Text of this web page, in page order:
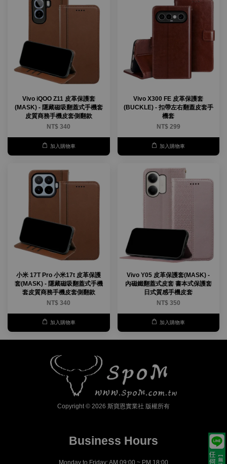
Vivo iQOO Z11 皮革保護套
(MASK) - 隱藏磁吸翻蓋式手機套
皮質商務手機皮套側翻款
NT$ 340
加入購物車
Vivo X300 FE 皮革保護套
(BUCKLE) - 扣帶左右翻蓋皮套手
機套
NT$ 299
加入購物車
小米 17T Pro 小米17t 皮革保護
套(MASK) - 隱藏磁吸翻蓋式手機
套皮質商務手機皮套側翻款
NT$ 340
加入購物車
Vivo Y05 皮革保護套(MASK) -
內磁鐵翻蓋式皮套 書本式保護套
日式質感手機皮套
NT$ 350
加入購物車
Copyright © 2026 斯寶恩實業社 版權所有
Business Hours